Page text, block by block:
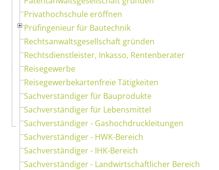
Privathochschule eröffnen
Prüfingenieur für Bautechnik
Rechtsanwaltsgesellschaft gründen
Rechtsdienstleister, Inkasso, Rentenberater
Reisegewerbe
Reisegewerbekartenfreie Tätigkeiten
Sachverständiger für Bauprodukte
Sachverständiger für Lebensmittel
Sachverständiger - Gashochdruckleitungen
Sachverständiger - HWK-Bereich
Sachverständiger - IHK-Bereich
Sachverständiger - Landwirtschaftlicher Bereich